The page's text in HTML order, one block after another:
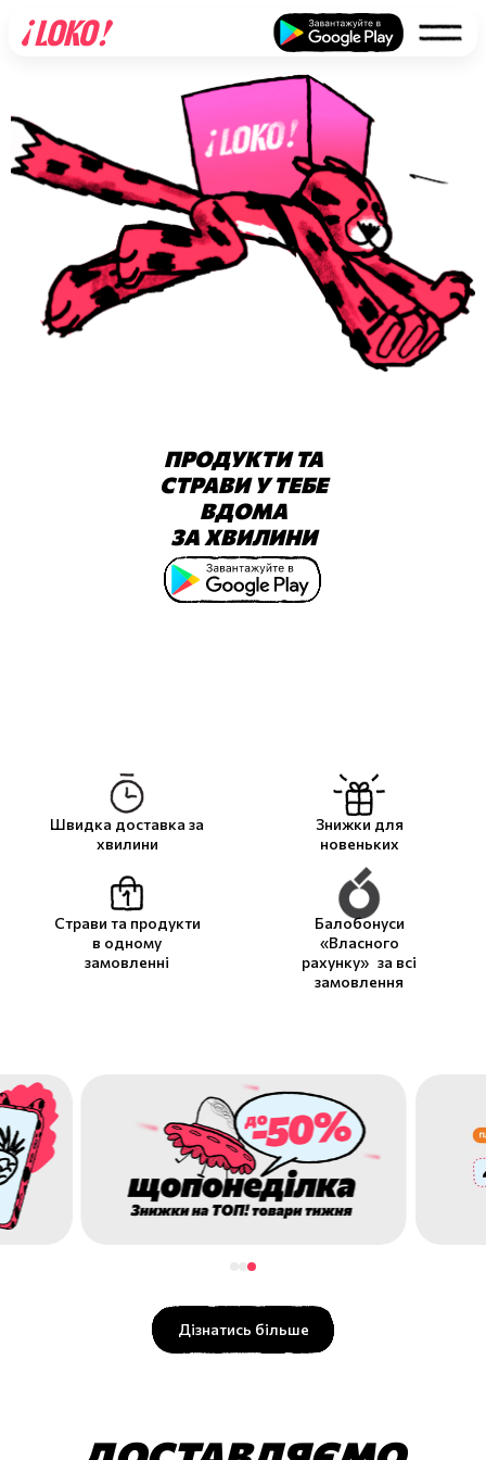
ПРОДУКТИ ТА
СТРАВИ У ТЕБЕ
ВДОМА
ЗА ХВИЛИНИ
Швидка доставка за
хвилини
Знижки для
новеньких
Страви та продукти
в одному
замовленні
Балобонуси
«Власного
рахунку» за всі
замовлення
Дізнатись більше